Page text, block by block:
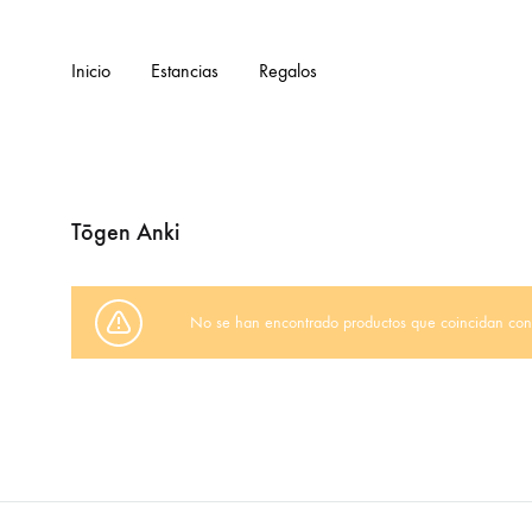
Inicio Estancias Regalos
Tōgen Anki
No se han encontrado productos que coincidan